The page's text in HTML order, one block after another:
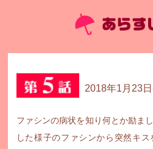
視聴方法
イベント
ご意見・ご感想
2018年1月23
ファシンの病状を知り何とか励ま
した様子のファシンから突然キス